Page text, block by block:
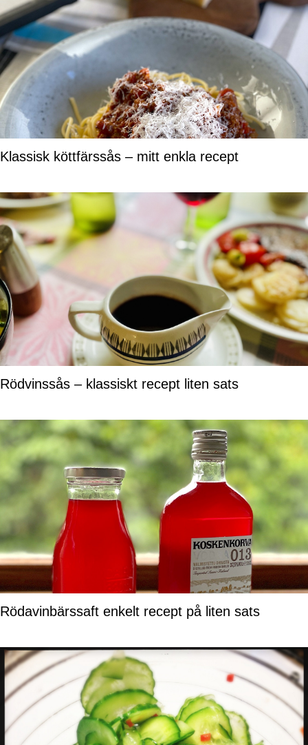
Klassisk köttfärssås – mitt enkla recept
Rödvinssås – klassiskt recept liten sats
Rödavinbärssaft enkelt recept på liten sats